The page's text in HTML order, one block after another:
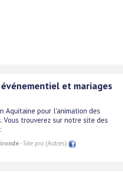
et mariages
Aquitaine pour l'animation des
Vous trouverez sur notre site des
- Site pro (Autres)